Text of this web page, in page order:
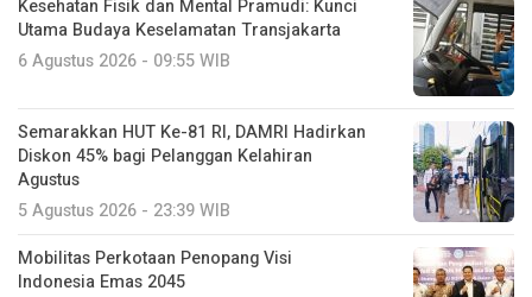
Kesehatan Fisik dan Mental Pramudi: Kunci
Utama Budaya Keselamatan Transjakarta
6 Agustus 2026 - 09:55 WIB
Semarakkan HUT Ke-81 RI, DAMRI Hadirkan
Diskon 45% bagi Pelanggan Kelahiran
Agustus
5 Agustus 2026 - 23:39 WIB
Mobilitas Perkotaan Penopang Visi
Indonesia Emas 2045